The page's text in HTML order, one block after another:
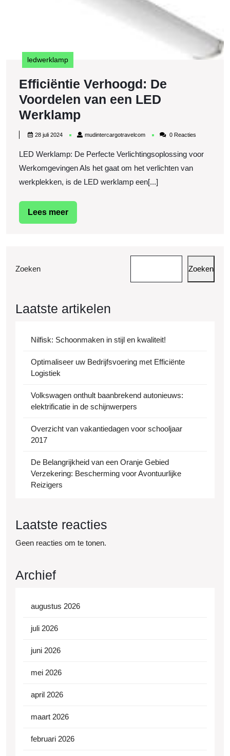
ledwerklamp
Efficiëntie Verhoogd: De
Voordelen van een LED
WerklampEfficiëntie
Verhoogd:
Voordelen
van
28 juli 202428
mudintercargotravelcommudintercargotravelcom
0 Reacties
LED Werklamp: De Perfecte Verlichtingsoplossing voor
Werkomgevingen Als het gaat om het verlichten van
werkplekken, is de LED werklamp een[...]
Lees meerLees
meer
Zoeken Zoeken
Laatste artikelen
Nilfisk: Schoonmaken in stijl en kwaliteit!
Optimaliseer uw Bedrijfsvoering met Efficiënte
Logistiek
Volkswagen onthult baanbrekend autonieuws:
elektrificatie in de schijnwerpers
Overzicht van vakantiedagen voor schooljaar
2017
De Belangrijkheid van een Oranje Gebied
Verzekering: Bescherming voor Avontuurlijke
Reizigers
Laatste reacties
Geen reacties om te tonen.
Archief
augustus 2026
juli 2026
juni 2026
mei 2026
april 2026
maart 2026
februari 2026